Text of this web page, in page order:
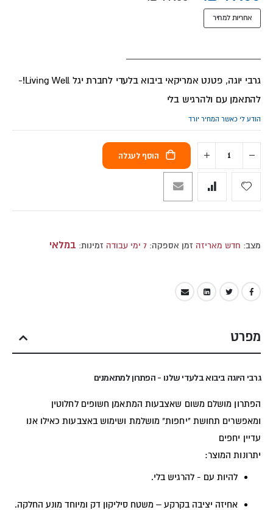
אחריות למחיר
גרבי יוגה, פטנט אמריקאי ביבוא בלעדי לחברת יגל Living Well!-
להתאמן עם ולהרגיש בלי
הודע לי כאשר המחיר יורד
הוסף לעגלה
מצב: חדש מאריזה זמן אספקה: 7 ימי עבודה זמינות: במלאי
מפרט
גרבי היוגה ביבוא בלעדי שלנו - הפתרון למתאמנים
הפתרון מושלם משום שאצבעות המתאמן חשופים לחלוטין
ומאפשרים תחושת "יחפות" מושלמת ושימוש באצבעות כאילו אנו
עדיין יחפים
יתרונות המוצר:
להיות עם - להרגיש בלי.
אחיזה יציבה בקרקע – משטח סיליקון דק ומיוחד מונע החלקה.